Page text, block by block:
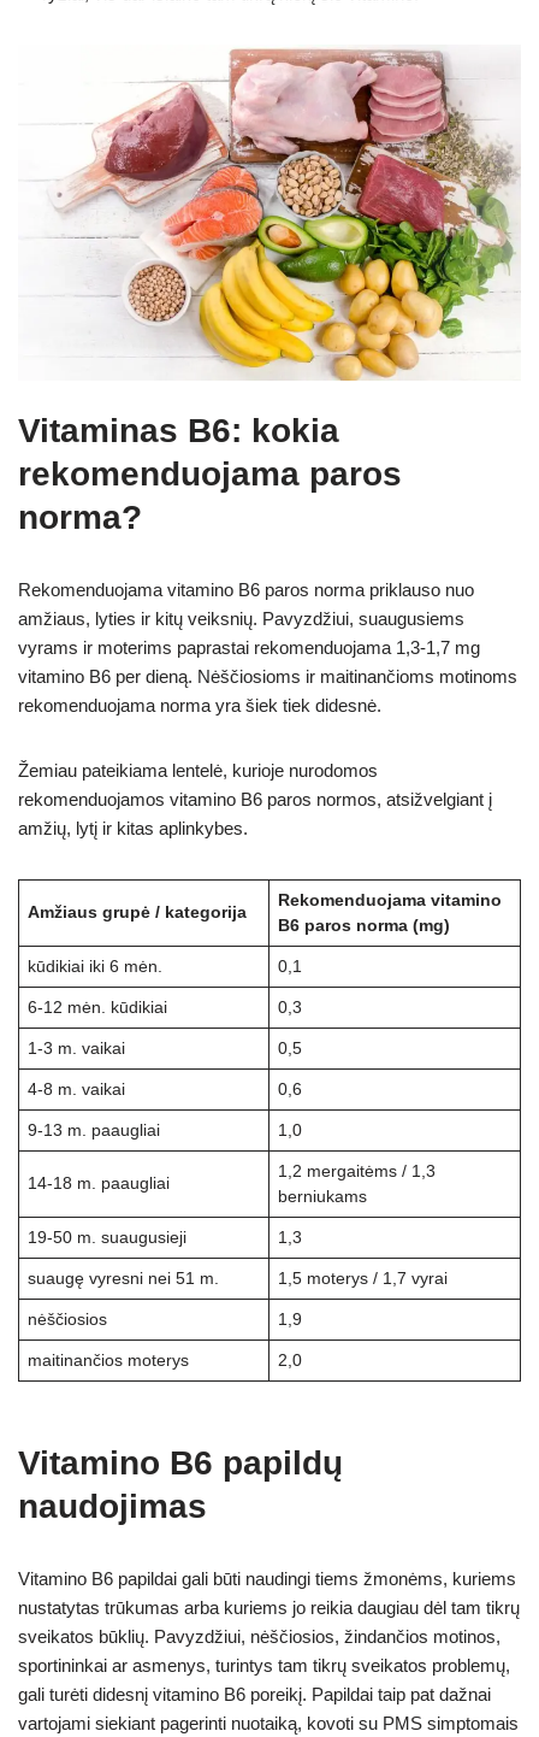
Vitaminas B6: kokia
rekomenduojama paros
norma?
Rekomenduojama vitamino B6 paros norma priklauso nuo
amžiaus, lyties ir kitų veiksnių. Pavyzdžiui, suaugusiems
vyrams ir moterims paprastai rekomenduojama 1,3-1,7 mg
vitamino B6 per dieną. Nėščiosioms ir maitinančioms motinoms
rekomenduojama norma yra šiek tiek didesnė.
Žemiau pateikiama lentelė, kurioje nurodomos
rekomenduojamos vitamino B6 paros normos, atsižvelgiant į
amžių, lytį ir kitas aplinkybes.
Amžiaus grupė / kategorija
Rekomenduojama vitamino
B6 paros norma (mg)
kūdikiai iki 6 mėn. 0,1
6-12 mėn. kūdikiai 0,3
1-3 m. vaikai 0,5
4-8 m. vaikai 0,6
9-13 m. paaugliai 1,0
14-18 m. paaugliai
1,2 mergaitėms / 1,3
berniukams
19-50 m. suaugusieji 1,3
suaugę vyresni nei 51 m. 1,5 moterys / 1,7 vyrai
nėščiosios 1,9
maitinančios moterys 2,0
Vitamino B6 papildų
naudojimas
Vitamino B6 papildai gali būti naudingi tiems žmonėms, kuriems
nustatytas trūkumas arba kuriems jo reikia daugiau dėl tam tikrų
sveikatos būklių. Pavyzdžiui, nėščiosios, žindančios motinos,
sportininkai ar asmenys, turintys tam tikrų sveikatos problemų,
gali turėti didesnį vitamino B6 poreikį. Papildai taip pat dažnai
vartojami siekiant pagerinti nuotaiką, kovoti su PMS simptomais